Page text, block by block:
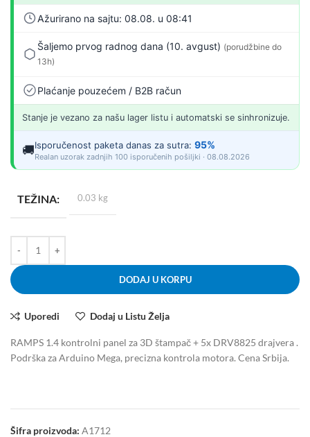
Ažurirano na sajtu: 08.08. u 08:41
Šaljemo prvog radnog dana (10. avgust) (porudžbine do
13h)
Plaćanje pouzećem / B2B račun
Stanje je vezano za našu lager listu i automatski se sinhronizuje.
🚚Isporučenost paketa danas za sutra: 95%
Realan uzorak zadnjih 100 isporučenih pošiljki · 08.08.2026
TEŽINA 0.03 kg
DODAJ U KORPU
Uporedi Dodaj u Listu Želja
RAMPS 1.4 kontrolni panel za 3D štampač + 5x DRV8825 drajvera .
Podrška za Arduino Mega, precizna kontrola motora. Cena Srbija.
Šifra proizvoda: A1712